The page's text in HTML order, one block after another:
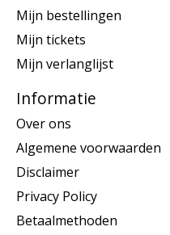
Mijn bestellingen
Mijn tickets
Mijn verlanglijst
Informatie
Over ons
Algemene voorwaarden
Disclaimer
Privacy Policy
Betaalmethoden